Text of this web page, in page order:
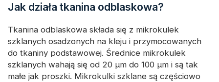
Jak działa tkanina odblaskowa?
Tkanina odblaskowa składa się z mikrokulek
szklanych osadzonych na kleju i przymocowanych
do tkaniny podstawowej. Średnice mikrokulek
szklanych wahają się od 20 μm do 100 μm i są tak
małe jak proszki. Mikrokulki szklane są częściowo